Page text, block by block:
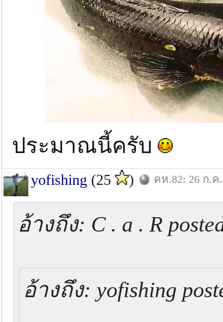
ประมาณนี้ครับ
yofishing (25 ) คห.82: 26 ก.ค
อ้างถึง: C . a . R
อ้างถึง: yofishing